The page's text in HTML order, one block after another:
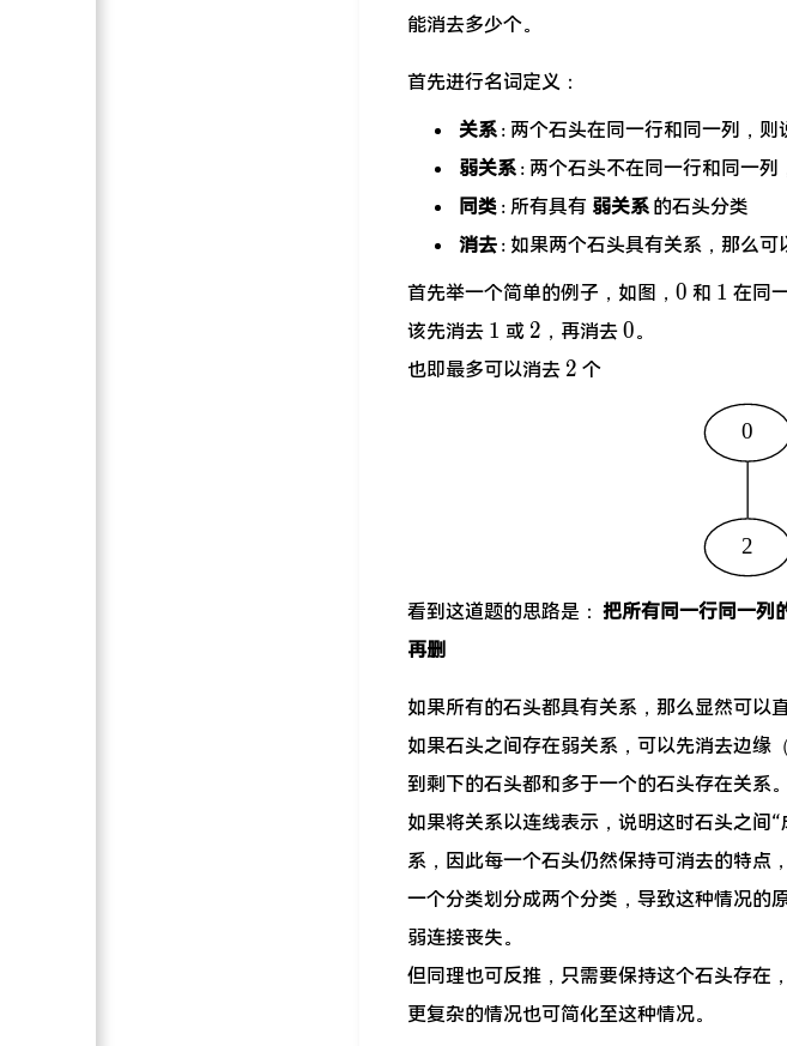
能消去多少个。
首先进行名词定义：
关系 : 两个石头在同一行和同一列，
弱关系 : 两个石头不在同一行和同一
同类 : 所有具有 弱关系 的石头分类
消去 : 如果两个石头具有关系，那么
首先举一个简单的例子，如图， 0
0 和 1
1 在同
该先消去 1
1 或 2
2 ，再消去 0
0。
也即最多可以消去 2
2 个
0
2
看到这道题的思路是： 把所有同一行同一列
再删
如果所有的石头都具有关系，那么显然可以
如果石头之间存在弱关系，可以先消去边缘
到剩下的石头都和多于一个的石头存在关系。
如果将关系以连线表示，说明这时石头之间
系，因此每一个石头仍然保持可消去的特点
一个分类划分成两个分类，导致这种情况的
弱连接丧失。
但同理也可反推，只需要保持这个石头存在
更复杂的情况也可简化至这种情况。